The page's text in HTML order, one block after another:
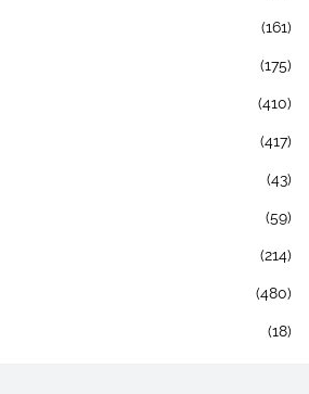
(161)
(175)
(410)
(417)
(43)
(59)
(214)
(480)
(18)